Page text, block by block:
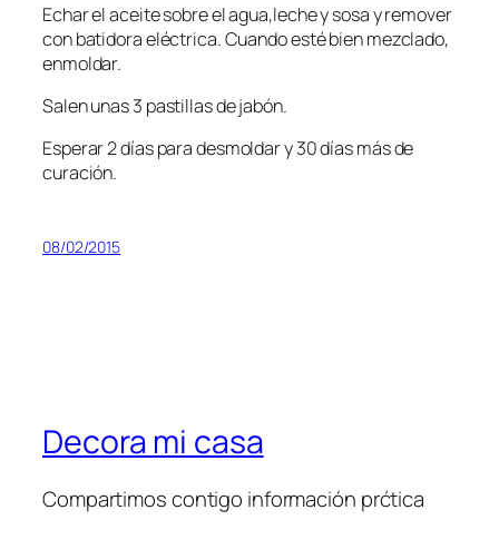
Echar el aceite sobre el agua,leche y sosa y remover
con batidora eléctrica. Cuando esté bien mezclado,
enmoldar.
Salen unas 3 pastillas de jabón.
Esperar 2 días para desmoldar y 30 días más de
curación.
08/02/2015
Decora mi casa
Compartimos contigo información prćtica